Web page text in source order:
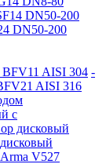
DN50-200
DN50-200
BFV11 AISI 304 -
AISI 316
с
дисковый
V527